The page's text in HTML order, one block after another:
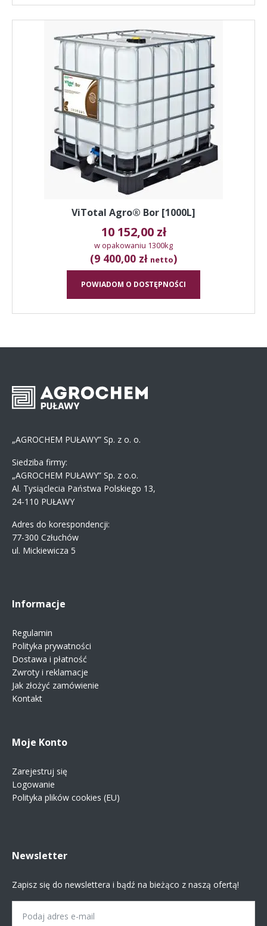
ViTotal Agro® Bor [1000L]
10 152,00 zł
w opakowaniu 1300kg
(9 400,00 zł netto)
POWIADOM O DOSTĘPNOŚCI
„AGROCHEM PUŁAWY” Sp. z o. o.
Siedziba firmy:
„AGROCHEM PUŁAWY” Sp. z o.o.
Al. Tysiąclecia Państwa Polskiego 13,
24-110 PUŁAWY
Adres do korespondencji:
77-300 Człuchów
ul. Mickiewicza 5
Informacje
Regulamin
Polityka prywatności
Dostawa i płatność
Zwroty i reklamacje
Jak złożyć zamówienie
Kontakt
Moje Konto
Zarejestruj się
Logowanie
Polityka plików cookies (EU)
Newsletter
Zapisz się do newslettera i bądź na bieżąco z naszą ofertą!